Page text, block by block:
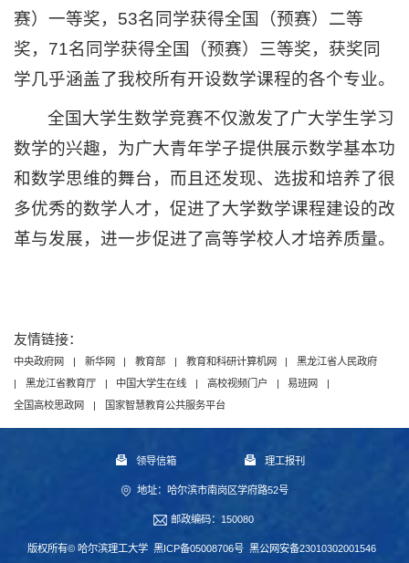
赛）一等奖，53名同学获得全国（预赛）二等
奖，71名同学获得全国（预赛）三等奖，获奖同
学几乎涵盖了我校所有开设数学课程的各个专业。
全国大学生数学竞赛不仅激发了广大学生学习
数学的兴趣，为广大青年学子提供展示数学基本功
和数学思维的舞台，而且还发现、选拔和培养了很
多优秀的数学人才，促进了大学数学课程建设的改
革与发展，进一步促进了高等学校人才培养质量。
友情链接：
中央政府网 | 新华网 | 教育部 | 教育和科研计算机网 |
黑龙江省人民政府
|
黑龙江省教育厅 | 中国大学生在线 | 高校视频门户 | 易班网
|
全国高校思政网
| 国家智慧教育公共服务平台
领导信箱 理工报刊
地址：哈尔滨市南岗区学府路52号
邮政编码：150080
版权所有© 哈尔滨理工大学 黑ICP备05008706号 黑公网安备23010302001546